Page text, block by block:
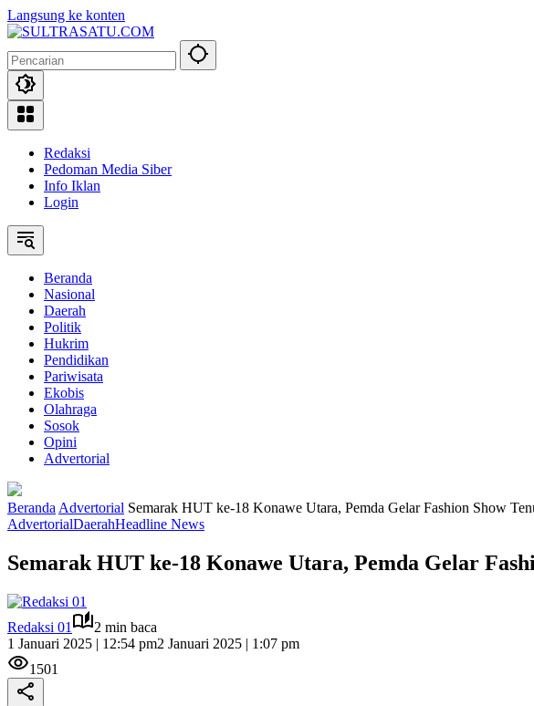
Langsung ke konten
Redaksi
Pedoman Media Siber
Info Iklan
Login
Beranda
Nasional
Daerah
Politik
Hukrim
Pendidikan
Pariwisata
Ekobis
Olahraga
Sosok
Opini
Advertorial
Beranda Advertorial Semarak HUT ke-18 Konawe Utara, Pemda Gelar Fashion Show
AdvertorialDaerahHeadline News
Semarak HUT ke-18 Konawe Utara, Pemda Gelar
Redaksi 01
2 min baca
1 Januari 2025 | 12:54 pm2 Januari 2025 | 1:07 pm
1501